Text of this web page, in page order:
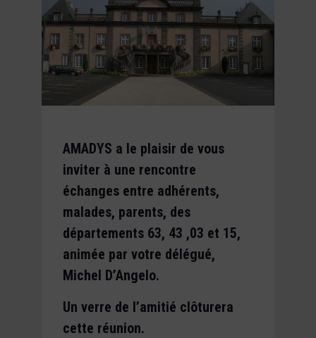
AMADYS a le plaisir de vous
inviter à une rencontre
échanges entre adhérents,
malades, parents, des
départements 63, 43 ,03 et 15,
animée par votre délégué,
Michel D’Angelo.
Un verre de l’amitié clôturera
cette réunion.